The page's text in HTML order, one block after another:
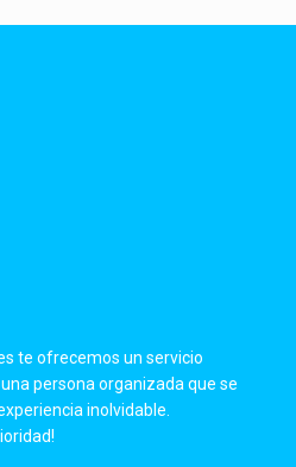
te ofrecemos un servicio
persona organizada que se
inolvidable.